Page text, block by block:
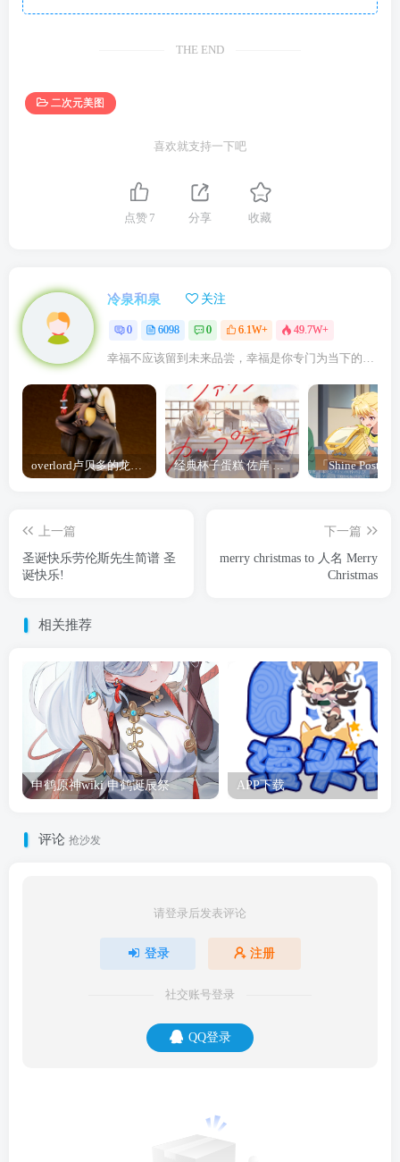
THE END
二次元美图
喜欢就支持一下吧
点赞 7 分享 收藏
冷泉和泉 关注
0 6098 0 6.1W+ 49.7W+
幸福不应该留到未来品尝，幸福是你专门为当下的自己所准备的
overlord卢贝多的龙王谁厉害 「Overlord」露普斯蕾琪娜·贝塔手办开订 经典杯子蛋糕 佐岸 漫画「经典杯子蛋糕」宣布真人日剧化
上一篇
圣诞快乐劳伦斯先生简谱 圣
诞快乐!
下一篇
merry christmas to 人名 Merry
Christmas
相关推荐
申鹤原神wiki 申鹤诞辰祭 APP下载
评论 抢沙发
请登录后发表评论
登录 注册
社交账号登录
QQ登录